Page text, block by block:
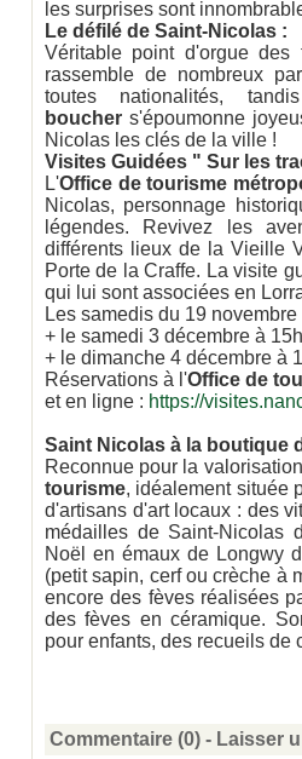
les surprises sont
Le défilé de Saint-Nicolas :
Véritable point d'orgue des
rassemble de nombreux
toutes nationalités,
boucher s'époumonne
Nicolas les clés de la ville !
Visites Guidées " Sur les
L'Office de tourisme
Nicolas, personnage
légendes. Revivez les
différents lieux de la Vieille
Porte de la Craffe. La visite
qui lui sont associées en
Les samedis du 19
+ le samedi 3 décembre à 15h
+ le dimanche 4 décembre à
Réservations à l'Office de
et en ligne : https://
Saint Nicolas à la boutique
Reconnue pour la
tourisme, idéalement située
d'artisans d'art locaux : des
médailles de Saint-Nicolas
Noël en émaux de Longwy
(petit sapin, cerf ou crèche à
encore des fèves réalisées
des fèves en céramique.
pour enfants, des recueils de
Commentaire (0) - Laisser